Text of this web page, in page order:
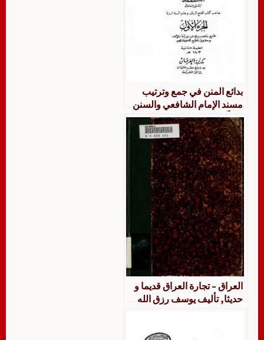
بدائع المنن في جمع وترتيب
مسند الإمام الشافعي والسنن
مذيلًا بالقول الحسن شرح بدائع
المنن
العراق – تجارة العراق قديما و
حديثا, تأليف يوسف رزق الله
الأولى, مطبعة العراق فى بغداد